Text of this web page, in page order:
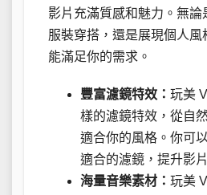
影片充滿質感和魅力。無論
服裝穿搭，還是展現個人
能滿足你的需求。
豐富濾鏡特效： 玩美
樣的濾鏡特效，從自
適合你的風格。你可
適合的濾鏡，提升影
海量音樂素材： 玩美